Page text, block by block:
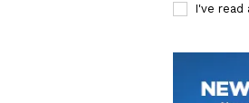
I've read